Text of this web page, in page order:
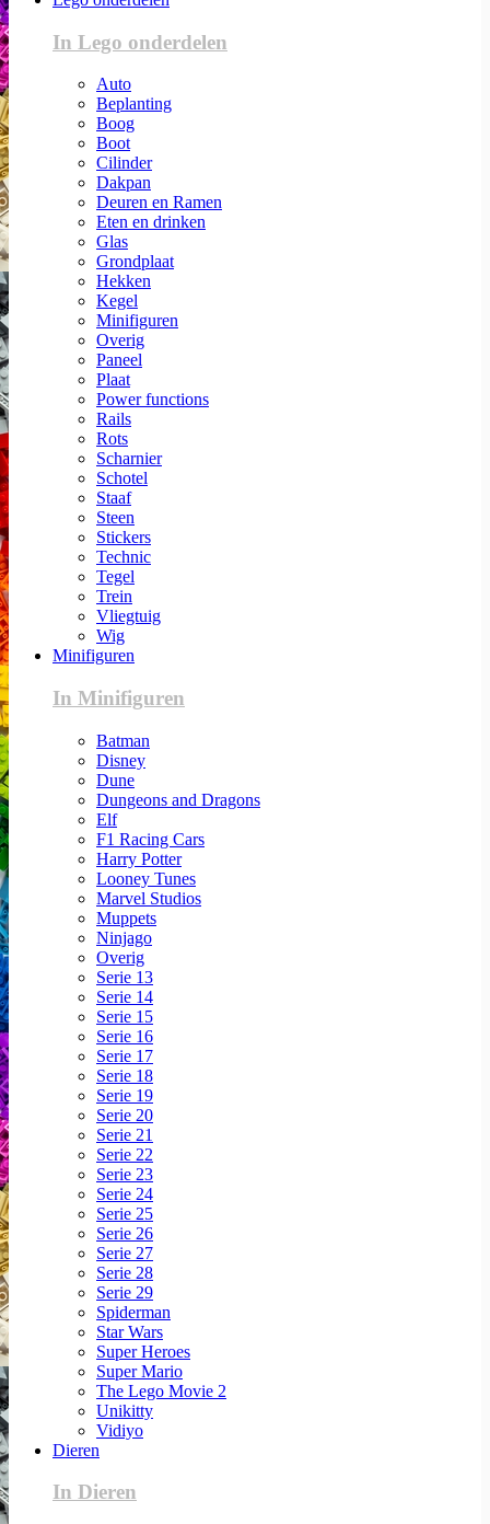
In Lego onderdelen
Auto
Beplanting
Boog
Boot
Cilinder
Dakpan
Deuren en Ramen
Eten en drinken
Glas
Grondplaat
Hekken
Kegel
Minifiguren
Overig
Paneel
Plaat
Power functions
Rails
Rots
Scharnier
Schotel
Staaf
Steen
Stickers
Technic
Tegel
Trein
Vliegtuig
Wig
Minifiguren
In Minifiguren
Batman
Disney
Dune
Dungeons and Dragons
Elf
F1 Racing Cars
Harry Potter
Looney Tunes
Marvel Studios
Muppets
Ninjago
Overig
Serie 13
Serie 14
Serie 15
Serie 16
Serie 17
Serie 18
Serie 19
Serie 20
Serie 21
Serie 22
Serie 23
Serie 24
Serie 25
Serie 26
Serie 27
Serie 28
Serie 29
Spiderman
Star Wars
Super Heroes
Super Mario
The Lego Movie 2
Unikitty
Vidiyo
Dieren
In Dieren